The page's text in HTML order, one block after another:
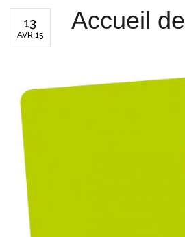
13
AVR 15
Accueil